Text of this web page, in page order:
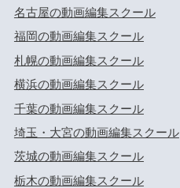
名古屋の動画編集スクール
福岡の動画編集スクール
札幌の動画編集スクール
横浜の動画編集スクール
千葉の動画編集スクール
埼玉・大宮の動画編集スクール
茨城の動画編集スクール
栃木の動画編集スクール